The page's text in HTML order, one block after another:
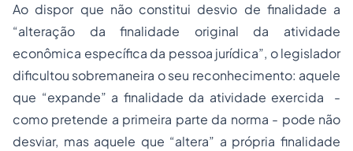
Ao dispor que não constitui desvio de finalidade a
“alteração da finalidade original da atividade
econômica específica da pessoa jurídica”, o legislador
dificultou sobremaneira o seu reconhecimento: aquele
que “expande” a finalidade da atividade exercida -
como pretende a primeira parte da norma - pode não
desviar, mas aquele que “altera” a própria finalidade